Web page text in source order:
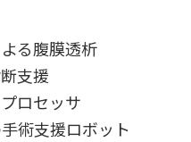
る腹膜透析
支援
ロセッサ
術支援ロボット